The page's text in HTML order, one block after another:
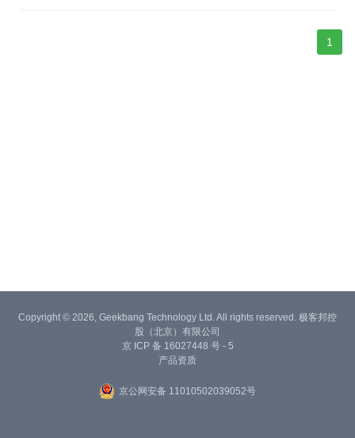
1
Copyright © 2026, Geekbang Technology Ltd. All rights reserved. 极客邦控
股（北京）有限公司
京 ICP 备 16027448 号 - 5
产品资质
京公网安备 11010502039052号